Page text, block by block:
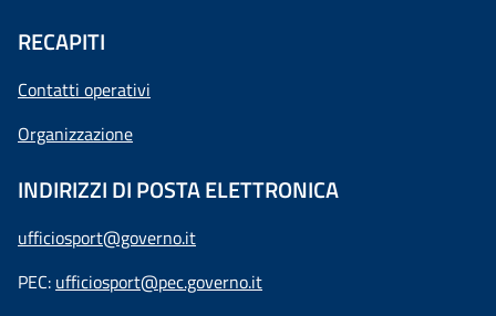
RECAPITI
Contatti operativi
Organizzazione
INDIRIZZI DI POSTA ELETTRONICA
ufficiosport@governo.it
PEC: ufficiosport@pec.governo.it